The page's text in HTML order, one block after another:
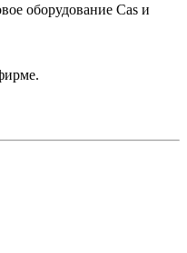
оборудование Cas и